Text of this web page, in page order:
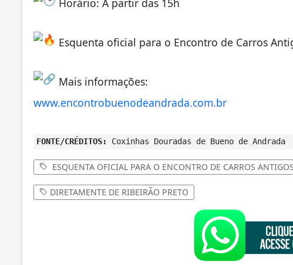
Esquenta oficial para o Encontro de Carros
Mais informações:
www.encontrobuenodeandrada.com.br
FONTE/CRÉDITOS: Coxinhas Douradas de Bueno de Andrada
ESQUENTA OFICIAL PARA O ENCONTRO DE CARROS
DIRETAMENTE DE RIBEIRÃO PRETO